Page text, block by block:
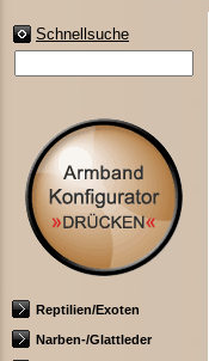
Schnellsuche
Reptilien/Exoten
Narben-/Glattleder